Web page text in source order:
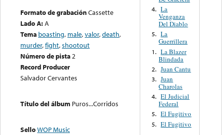
Formato de grabaciónCassette
Lado A:A
Tema boasting, male,valor,death,
murder,fight,shootout
Número de pista2
Record Producer
Salvador Cervantes
Título del álbum Puros...Corridos
SelloWOP Music
4. La
Venganza
Del Diablo
5. La
Guerrillera
1. La Blazer
Blindada
2. Juan Cantu
3. Juan
Charolas
4. El Judicial
Federal
5. El Fugitivo
5. El Fugitivo